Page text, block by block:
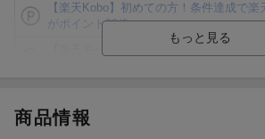
【楽天Kobo】初めての方！条件達成で
がポイント20倍
ト山分け
商品情報